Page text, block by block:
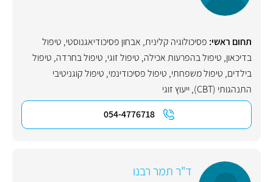
תחום ראשי: פסיכולוגיה קלינית, אבחון פסיכודיאגנוסטי, טיפול
בדיכאון, טיפול בהפרעות אכילה, טיפול זוגי, טיפול בחרדה, טיפול
בילדים, טיפול משפחתי, טיפול פסיכודינמי, טיפול קוגניטיבי
התנהגותי (CBT)
,ייעוץ זוגי
054-4776718
ד"ר תמר רבנו